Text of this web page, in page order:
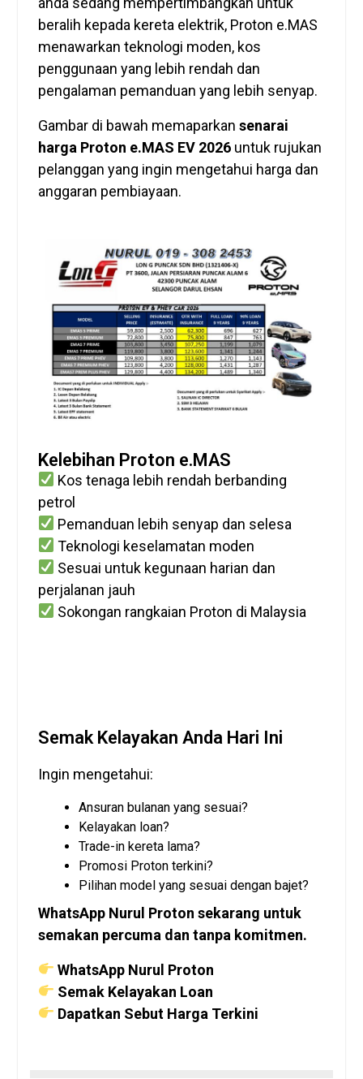
beralih kepada kereta elektrik, Proton e.MAS
menawarkan teknologi moden, kos
penggunaan yang lebih rendah dan
pengalaman pemanduan yang lebih senyap.
Gambar di bawah memaparkan senarai
harga Proton e.MAS EV 2026untuk rujukan
pelanggan yang ingin mengetahui harga dan
anggaran pembiayaan.
Kelebihan Proton e.MAS
Kos tenaga lebih rendah berbanding
petrol
Pemanduan lebih senyap dan selesa
Teknologi keselamatan moden
Sesuai untuk kegunaan harian dan
perjalanan jauh
Sokongan rangkaian Proton di Malaysia
Semak Kelayakan Anda Hari Ini
Ingin mengetahui:
Ansuran bulanan yang sesuai?
Kelayakan loan?
Trade-in kereta lama?
Promosi Proton terkini?
Pilihan model yang sesuai dengan bajet?
WhatsApp Nurul Proton sekarang untuk
semakan percuma dan tanpa komitmen.
WhatsApp Nurul Proton
Semak Kelayakan Loan
Dapatkan Sebut Harga Terkini